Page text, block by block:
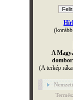
A
(A terkép